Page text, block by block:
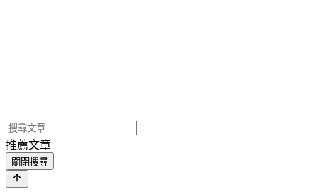
推薦文章
關閉搜尋